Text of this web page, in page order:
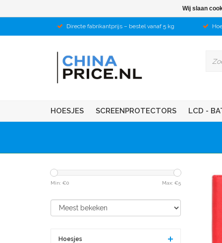
Directe fabrikantprijs – bestel vanaf 5 kg
HOESJES SCREENPROTECTORS LCD -
Min: €0 Max: €5
Hoesjes
Wij slaan